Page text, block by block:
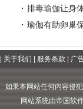
排毒瑜伽让身
瑜伽有助卵巢
关于我们 服务条款 广
如果本网站任何内容侵
网站系统由帝国软